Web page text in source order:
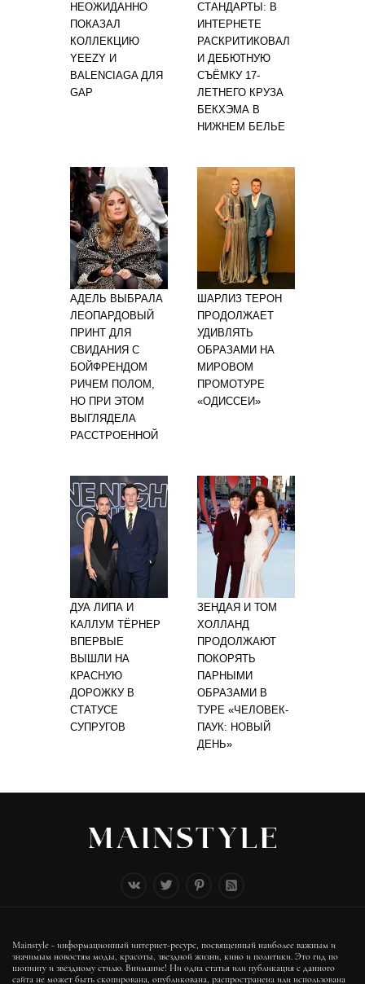
НЕОЖИДАННО
ПОКАЗАЛ
КОЛЛЕКЦИЮ
YEEZY И
BALENCIAGA ДЛЯ
GAP
СТАНДАРТЫ: В
ИНТЕРНЕТЕ
РАСКРИТИКОВАЛ
И ДЕБЮТНУЮ
СЪЁМКУ 17-
ЛЕТНЕГО КРУЗА
БЕКХЭМА В
НИЖНЕМ БЕЛЬЕ
АДЕЛЬ ВЫБРАЛА
ЛЕОПАРДОВЫЙ
ПРИНТ ДЛЯ
СВИДАНИЯ С
БОЙФРЕНДОМ
РИЧЕМ ПОЛОМ,
НО ПРИ ЭТОМ
ВЫГЛЯДЕЛА
РАССТРОЕННОЙ
ШАРЛИЗ ТЕРОН
ПРОДОЛЖАЕТ
УДИВЛЯТЬ
ОБРАЗАМИ НА
МИРОВОМ
ПРОМОТУРЕ
«ОДИССЕИ»
ДУА ЛИПА И
КАЛЛУМ ТЁРНЕР
ВПЕРВЫЕ
ВЫШЛИ НА
КРАСНУЮ
ДОРОЖКУ В
СТАТУСЕ
СУПРУГОВ
ЗЕНДАЯ И ТОМ
ХОЛЛАНД
ПРОДОЛЖАЮТ
ПОКОРЯТЬ
ПАРНЫМИ
ОБРАЗАМИ В
ТУРЕ «ЧЕЛОВЕК-
ПАУК: НОВЫЙ
ДЕНЬ»
Mainstyle - информационный интернет-ресурс, посвященный наиболее важным и
значимым новостям моды, красоты, звездной жизни, кино и политики. Это гид по
шопингу и звездному стилю. Внимание! Ни одна статья или публикация с данного
сайта не может быть скопирована, опубликована, распространена или использована